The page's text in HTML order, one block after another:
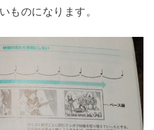
ものになります。